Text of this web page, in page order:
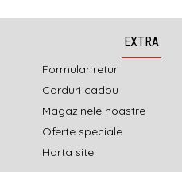
EXTRA
Formular retur
Carduri cadou
Magazinele noastre
Oferte speciale
Harta site